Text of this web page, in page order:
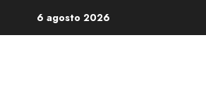
6 agosto 2026